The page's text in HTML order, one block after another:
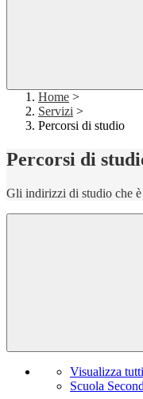
Home >
Servizi >
Percorsi di studio
Percorsi di
Gli indirizzi di studio che è
Visualizza tutti
Scuola